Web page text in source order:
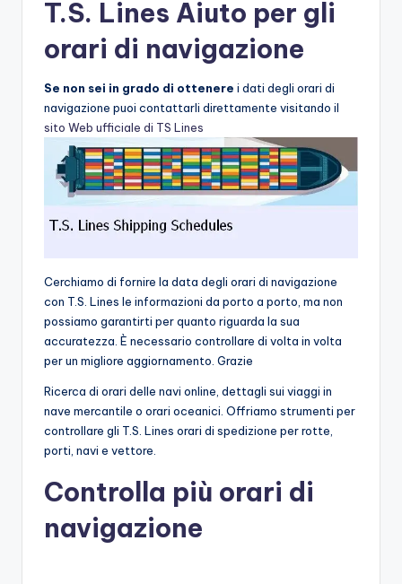
T.S. Lines Aiuto per gli
orari di navigazione
Se non sei in grado di ottenere i dati degli orari di
navigazione puoi contattarli direttamente visitando il
sito Web ufficiale di TS Lines
Cerchiamo di fornire la data degli orari di navigazione
con T.S. Lines le informazioni da porto a porto, ma non
possiamo garantirti per quanto riguarda la sua
accuratezza. È necessario controllare di volta in volta
per un migliore aggiornamento. Grazie
Ricerca di orari delle navi online, dettagli sui viaggi in
nave mercantile o orari oceanici. Offriamo strumenti per
controllare gli T.S. Lines orari di spedizione per rotte,
porti, navi e vettore.
Controlla più orari di
navigazione